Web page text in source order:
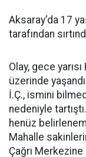
Aksaray'da 17
tarafından
Olay, gece
üzerinde
İ.Ç., ismini
nedeniyle
henüz
Mahalle
Çağrı